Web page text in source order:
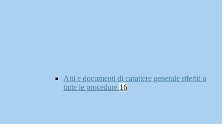
Atti e documenti di carattere generale riferiti a
tutte le procedure 16